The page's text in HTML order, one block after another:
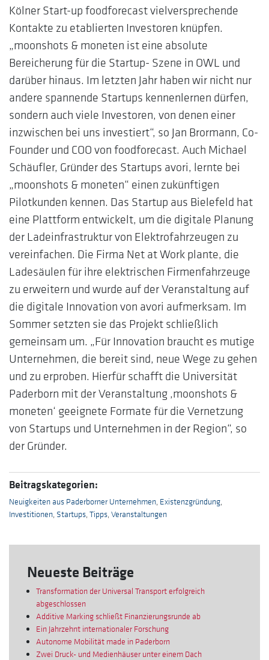
Kölner Start-up foodforecast vielversprechende
Kontakte zu etablierten Investoren knüpfen.
„moonshots & moneten ist eine absolute
Bereicherung für die Startup- Szene in OWL und
darüber hinaus. Im letzten Jahr haben wir nicht nur
andere spannende Startups kennenlernen dürfen,
sondern auch viele Investoren, von denen einer
inzwischen bei uns investiert“, so Jan Brormann, Co-
Founder und COO von foodforecast. Auch Michael
Schäufler, Gründer des Startups avori, lernte bei
„moonshots & moneten“ einen zukünftigen
Pilotkunden kennen. Das Startup aus Bielefeld hat
eine Plattform entwickelt, um die digitale Planung
der Ladeinfrastruktur von Elektrofahrzeugen zu
vereinfachen. Die Firma Net at Work plante, die
Ladesäulen für ihre elektrischen Firmenfahrzeuge
zu erweitern und wurde auf der Veranstaltung auf
die digitale Innovation von avori aufmerksam. Im
Sommer setzten sie das Projekt schließlich
gemeinsam um. „Für Innovation braucht es mutige
Unternehmen, die bereit sind, neue Wege zu gehen
und zu erproben. Hierfür schafft die Universität
Paderborn mit der Veranstaltung ,moonshots &
moneten‘ geeignete Formate für die Vernetzung
von Startups und Unternehmen in der Region“, so
der Gründer.
Beitragskategorien:
Neuigkeiten aus Paderborner Unternehmen, Existenzgründung,
Investitionen, Startups,Tipps,Veranstaltungen
Neueste Beiträge
Transformation der Universal Transport erfolgreich
abgeschlossen
Additive Marking schließt Finanzierungsrunde ab
Ein Jahrzehnt internationaler Forschung
Autonome Mobilität made in Paderborn
Zwei Druck- und Medienhäuser unter einem Dach